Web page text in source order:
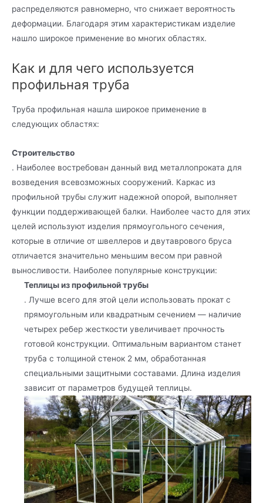
распределяются равномерно, что снижает вероятность
деформации. Благодаря этим характеристикам изделие
нашло широкое применение во многих областях.
Как и для чего используется
профильная труба
Труба профильная нашла широкое применение в
следующих областях:
Строительство
. Наиболее востребован данный вид металлопроката для
возведения всевозможных сооружений. Каркас из
профильной трубы служит надежной опорой, выполняет
функции поддерживающей балки. Наиболее часто для этих
целей используют изделия прямоугольного сечения,
которые в отличие от швеллеров и двутаврового бруса
отличается значительно меньшим весом при равной
выносливости. Наиболее популярные конструкции:
Теплицы из профильной трубы
. Лучше всего для этой цели использовать прокат с
прямоугольным или квадратным сечением — наличие
четырех ребер жесткости увеличивает прочность
готовой конструкции. Оптимальным вариантом станет
труба с толщиной стенок 2 мм, обработанная
специальными защитными составами. Длина изделия
зависит от параметров будущей теплицы.